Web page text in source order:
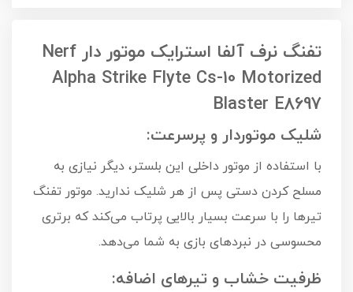
تفنگ نرف آلفا استرایک موتور دار Nerf
Alpha Strike Flyte Cs-10 Motorized
Blaster E8697
شلیک موتوردار و پرسرعت:
با استفاده از موتور داخلی این بلستر، دیگر نیازی به
مسلح کردن دستی پس از هر شلیک ندارید. موتور تفنگ
تیرها را با سرعت بسیار بالایی پرتاب می‌کند که برتری
محسوسی در نبردهای بازی به شما می‌دهد.
ظرفیت خشاب و تیرهای اضافه: